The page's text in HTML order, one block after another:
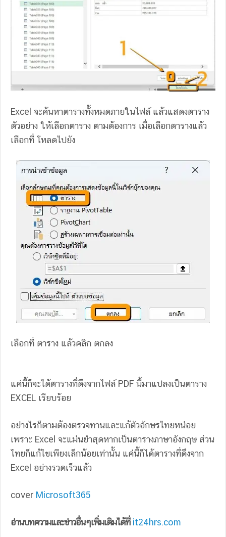
Excel จะค้นหาตารางทั้งหมดภายในไฟล์ แล้วแสดงตาราง
ตัวอย่าง ให้เลือกตาราง ตามต้องการ เมื่อเลือกตารางแล้ว
เลือกที่ โหลดไปยัง
เลือกที่ ตาราง แล้วคลิก ตกลง
แค่นี้ก็จะได้ตารางที่ดึงจากไฟล์ PDF นี้มาแปลงเป็นตาราง
EXCEL เรียบร้อย
อย่างไรก็ตามต้องตรวจทานและแก้ตัวอักษรไทยหน่อย
เพราะ Excel จะแม่นยำสุดหากเป็นตารางภาษาอังกฤษ ส่วน
ไทยก็แก้ไขเพียงเล็กน้อยเท่านั้น แค่นี้ก็ได้ตารางที่ดึงจาก
Excel อย่างรวดเร็วแล้ว
cover Microsoft365
อ่านบทความและข่าวอื่นๆเพิ่มเติมได้ที่ it24hrs.com